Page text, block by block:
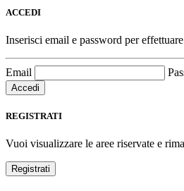
ACCEDI
Inserisci email e password per
Email
REGISTRATI
Vuoi visualizzare le aree riservate e